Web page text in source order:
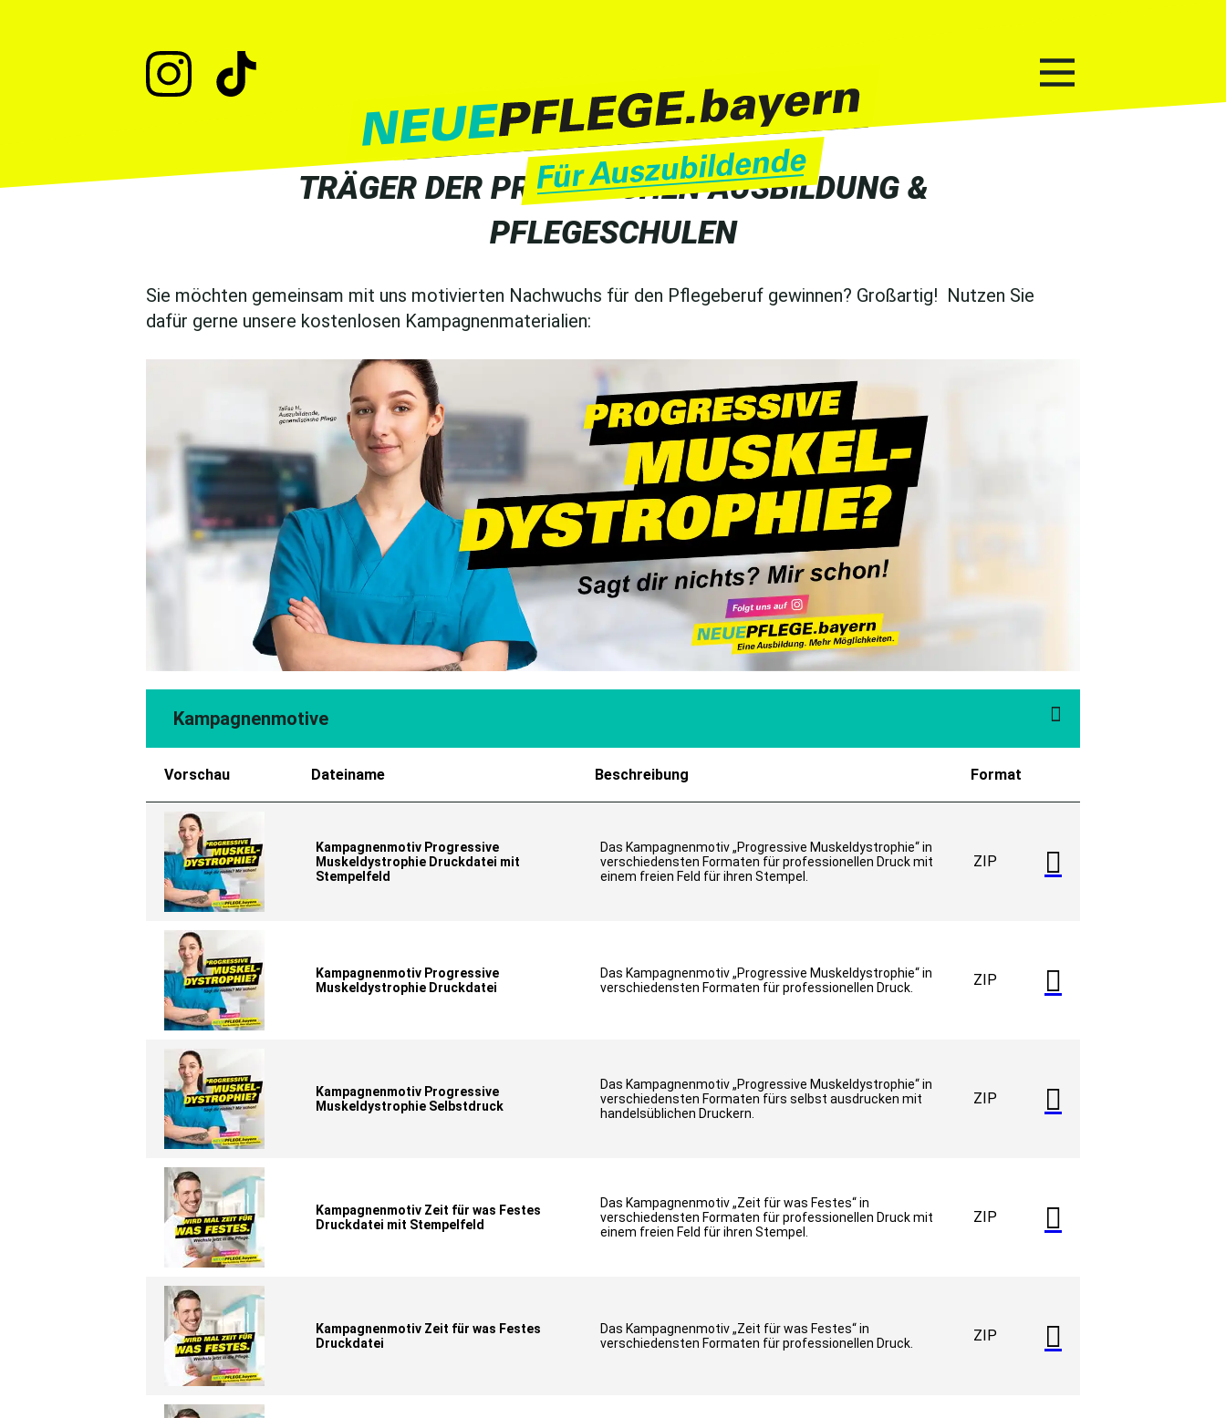
TRÄGER DER PRAKTISCHEN AUSBILDUNG &
PFLEGESCHULEN
Sie möchten gemeinsam mit uns motivierten Nachwuchs für den Pflegeberuf gewinnen? Großartig! Nutzen Sie
dafür gerne unsere kostenlosen Kampagnenmaterialien:

Kampagnenmotive
Vorschau Dateiname Beschreibung Format
Kampagnenmotiv Progressive
Muskeldystrophie Druckdatei mit
Stempelfeld
Das Kampagnenmotiv „Progressive Muskeldystrophie“ in
verschiedensten Formaten für professionellen Druck mit
einem freien Feld für ihren Stempel.
ZIP 
Kampagnenmotiv Progressive
Muskeldystrophie Druckdatei
Das Kampagnenmotiv „Progressive Muskeldystrophie“ in
verschiedensten Formaten für professionellen Druck.
ZIP 
Kampagnenmotiv Progressive
Muskeldystrophie Selbstdruck
Das Kampagnenmotiv „Progressive Muskeldystrophie“ in
verschiedensten Formaten fürs selbst ausdrucken mit
handelsüblichen Druckern.
ZIP 
Kampagnenmotiv Zeit für was Festes
Druckdatei mit Stempelfeld
Das Kampagnenmotiv „Zeit für was Festes“ in
verschiedensten Formaten für professionellen Druck mit
einem freien Feld für ihren Stempel.
ZIP 
Kampagnenmotiv Zeit für was Festes
Druckdatei
Das Kampagnenmotiv „Zeit für was Festes“ in
verschiedensten Formaten für professionellen Druck.
ZIP 